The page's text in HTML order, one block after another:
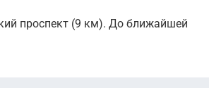
проспект (9 км). До ближайшей